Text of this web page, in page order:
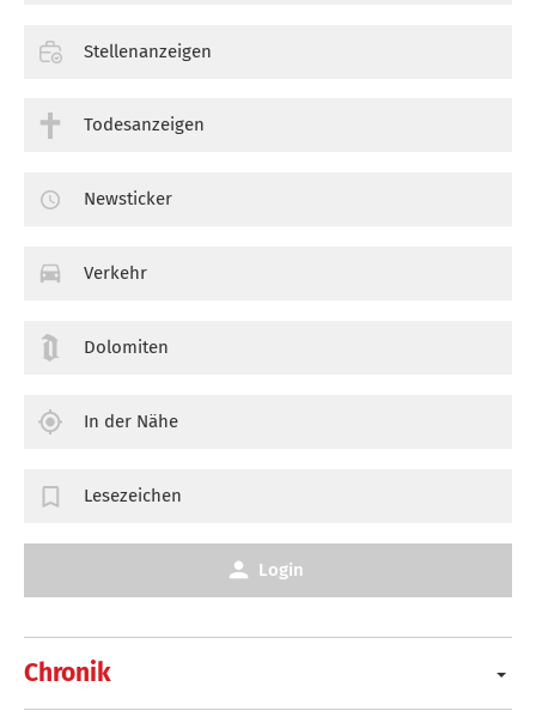
Chronik
Stellenanzeigen
Todesanzeigen
Newsticker
Verkehr
Dolomiten
In der Nähe
Lesezeichen
Login